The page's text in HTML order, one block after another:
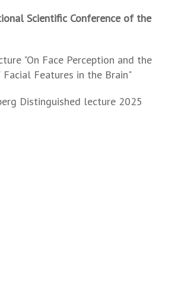
Scientific Conference of the
"On Face Perception and the
Facial Features in the Brain"
Distinguished lecture 2025